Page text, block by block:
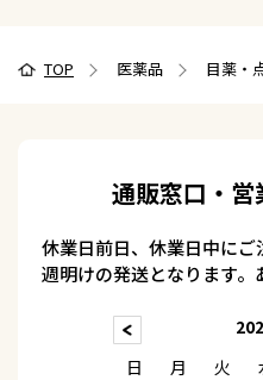
TOP 医薬品 目薬・
通販窓口・
休業日前日、休業日中にご
週明けの発送となります。
日
月 火